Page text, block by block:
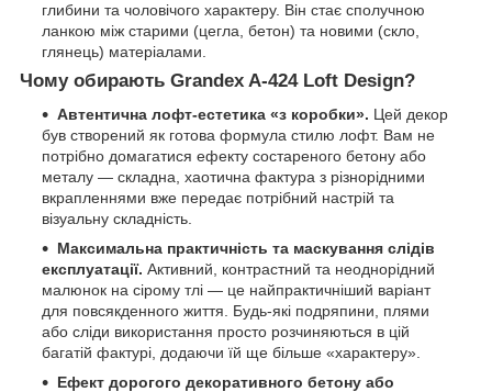
глибини та чоловічого характеру. Він стає сполучною
ланкою між старими (цегла, бетон) та новими (скло,
глянець) матеріалами.
Чому обирають Grandex A-424 Loft Design?
Автентична лофт-естетика «з коробки». Цей декор
був створений як готова формула стилю лофт. Вам не
потрібно домагатися ефекту состареного бетону або
металу — складна, хаотична фактура з різнорідними
вкрапленнями вже передає потрібний настрій та
візуальну складність.
Максимальна практичність та маскування слідів
експлуатації. Активний, контрастний та неоднорідний
малюнок на сірому тлі — це найпрактичніший варіант
для повсякденного життя. Будь-які подряпини, плями
або сліди використання просто розчиняються в цій
багатій фактурі, додаючи їй ще більше «характеру».
Ефект дорогого декоративного бетону або